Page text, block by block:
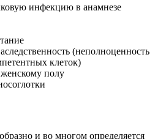
инфекцию в анамнезе
(неполноценность
клеток)
полу
и во многом определяется